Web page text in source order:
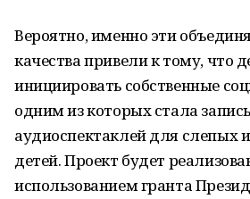
Вероятно, именно эти
качества привели к тому, что
инициировать собственные
одним из которых стала запись
аудиоспектаклей для слепых
детей. Проект будет
использованием гранта